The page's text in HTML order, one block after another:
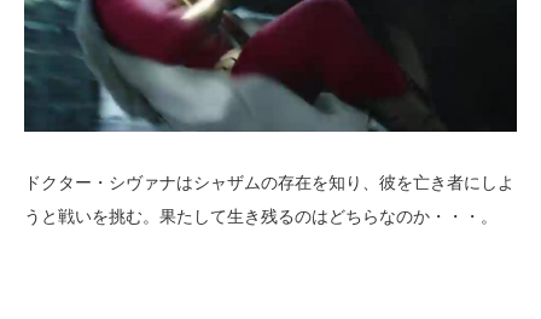
ドクター・シヴァナはシャザムの存在を知り、彼を亡き者にしよ
うと戦いを挑む。果たして生き残るのはどちらなのか・・・。